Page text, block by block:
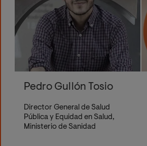
Pedro Gullón Tosio
Director General de Salud
Pública y Equidad en Salud,
Ministerio de Sanidad